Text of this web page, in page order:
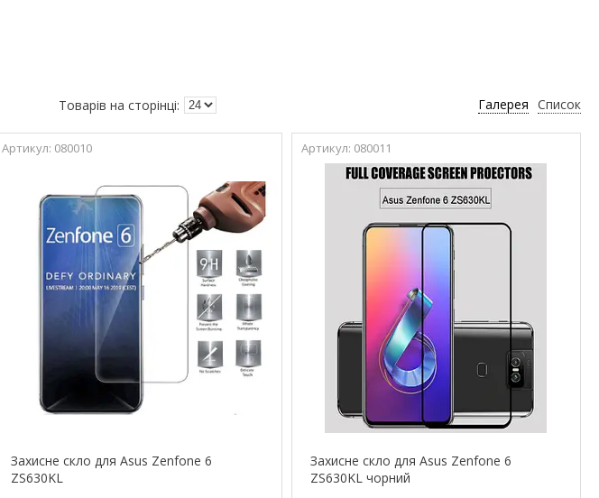
Галерея Список
080010
Захисне скло для Asus Zenfone 6
ZS630KL
080011
Захисне скло для Asus Zenfone 6
ZS630KL чорний